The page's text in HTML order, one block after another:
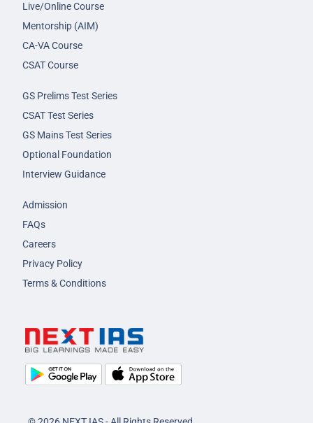
Live/Online Course
Mentorship (AIM)
CA-VA Course
CSAT Course
GS Prelims Test Series
CSAT Test Series
GS Mains Test Series
Optional Foundation
Interview Guidance
Admission
FAQs
Careers
Privacy Policy
Terms & Conditions